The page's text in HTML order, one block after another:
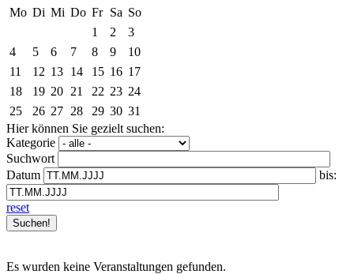
Mo Di Mi Do Fr Sa So
1
2
3
4
5 6 7 8 9
10
11
12 13 14 15 16 17
18
19 20 21 22 23 24
25
26 27 28 29 30 31
Hier können Sie gezielt suchen:
Kategorie
Suchwort
Datum
bis:
reset
Es wurden keine Veranstaltungen gefunden.